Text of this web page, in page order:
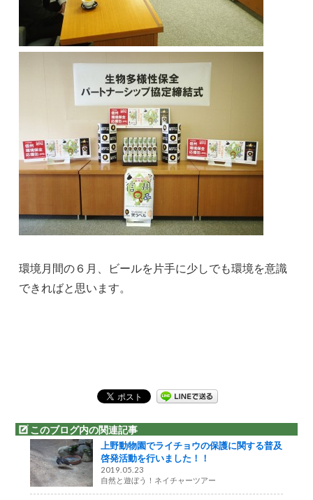
環境月間の６月、ビールを片手に少しでも環境を意識
できればと思います。
このブログ内の関連記事
上野動物園でライチョウの保護に関する普及
啓発活動を行いました！！
2019.05.23
自然と遊ぼう！ネイチャーツアー